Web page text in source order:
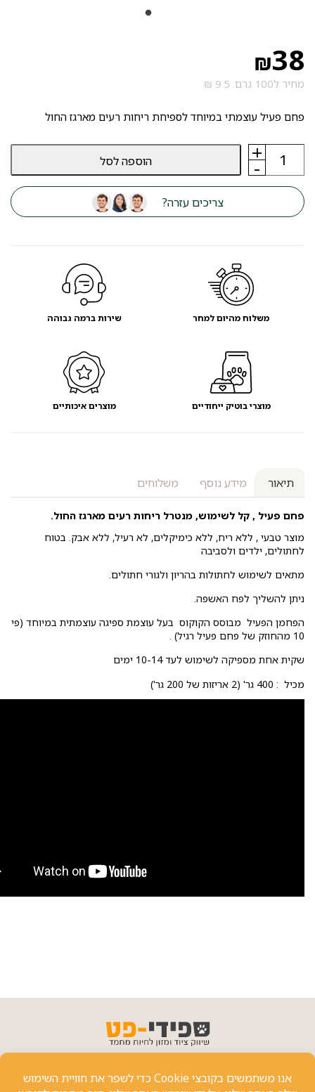
₪38
מחיר ל100 גרם: 9.5 ₪
פחם פעיל עוצמתי במיוחד לספיחת ריחות רעים מארגז החול
-
כמות
אבקת
פחם
פעיל
LITTER
FRESH
+ הוספה לסל
צריכים עזרה?
תיאור מידע נוסף משלוחים
פחם פעיל , קל לשימוש, מנטרל ריחות רעים מארגז החול.
מוצר טבעי , ללא ריח, ללא כימיקלים, לא רעיל, ללא אבק. בטוח
לחתולים, ילדים ולסביבה
מתאים לשימוש לחתולות בהריון ולגורי חתולים.
ניתן להשליך לפח האשפה.
הפחמן הפעיל מבוסס הקוקוס בעל עוצמת ספיגה עוצמתית במיוחד (פי
10 מהחוזק של פחם פעיל רגיל) .
שקית אחת מספיקה לשימוש לעד 10-14 ימים
מכיל : 400 גר' (2 אריזות של 200 גר')
משלוח מהיום למחר שירות ברמה גבוהה
מוצרי בוטיק ייחודיים מוצרים איכותיים